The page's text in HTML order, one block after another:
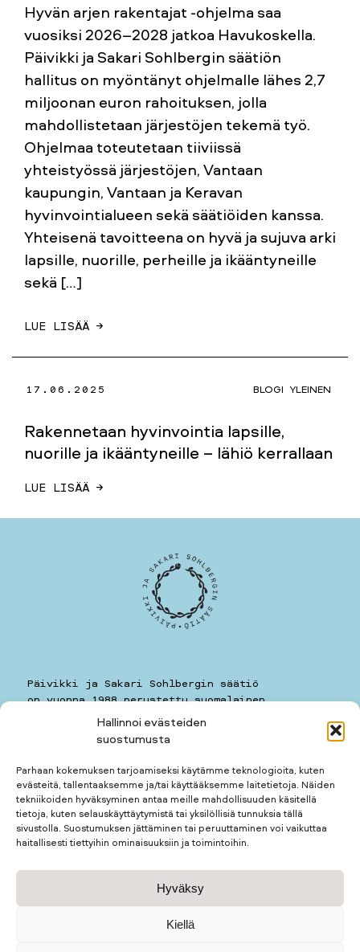
Hallinnoi evästeiden
suostumusta
Parhaan kokemuksen tarjoamiseksi käytämme teknologioita, kuten
evästeitä, tallentaaksemme ja/tai käyttääksemme laitetietoja. Näiden
tekniikoiden hyväksyminen antaa meille mahdollisuuden käsitellä
tietoja, kuten selauskäyttäytymistä tai yksilöllisiä tunnuksia tällä
sivustolla. Suostumuksen jättäminen tai peruuttaminen voi vaikuttaa
haitallisesti tiettyihin ominaisuuksiin ja toimintoihin.
Hyväksy
Kiellä
Hyvän arjen rakentajat -ohjelma saa
vuosiksi 2026–2028 jatkoa Havukoskella.
Päivikki ja Sakari Sohlbergin säätiön
hallitus on myöntänyt ohjelmalle lähes 2,7
miljoonan euron rahoituksen, jolla
mahdollistetaan järjestöjen tekemä työ.
Ohjelmaa toteutetaan tiiviissä
yhteistyössä järjestöjen, Vantaan
kaupungin, Vantaan ja Keravan
hyvinvointialueen sekä säätiöiden kanssa.
Yhteisenä tavoitteena on hyvä ja sujuva arki
lapsille, nuorille, perheille ja ikääntyneille
sekä […]
LUE LISÄÄ →
17.06.2025 BLOGI YLEINEN
Rakennetaan hyvinvointia lapsille,
nuorille ja ikääntyneille – lähiö kerrallaan
LUE LISÄÄ →
Päivikki ja Sakari Sohlbergin säätiö
on vuonna 1988 perustettu suomalainen
yleishyödyllinen säätiö.
Kauppiaankatu 11 A 7
00160 HELSINKI
puhelin: 050 5781259
kotimuseon puhelin: 050 3677123
Apurahan hakijalle
Kotimuseo